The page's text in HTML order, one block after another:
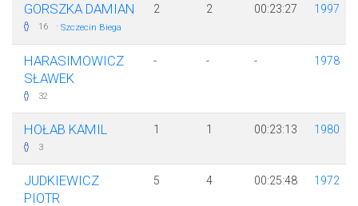
GORSZKA DAMIAN
16 · Szczecin Biega
2 2 00:23:27 1997
HARASIMOWICZ
SŁAWEK
32
- - - 1978
HOŁAB KAMIL
3
1 1 00:23:13 1980
JUDKIEWICZ
PIOTR
5 4 00:25:48 1972